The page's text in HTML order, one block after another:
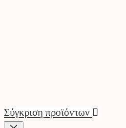
Σύγκριση προϊόντων